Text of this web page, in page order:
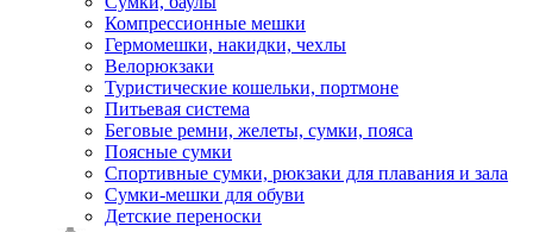
Компрессионные мешки
Гермомешки, накидки, чехлы
Велорюкзаки
Туристические кошельки, портмоне
Питьевая система
Беговые ремни, желеты, сумки, пояса
Поясные сумки
Спортивные сумки, рюкзаки для плавания и зала
Сумки-мешки для обуви
Детские переноски